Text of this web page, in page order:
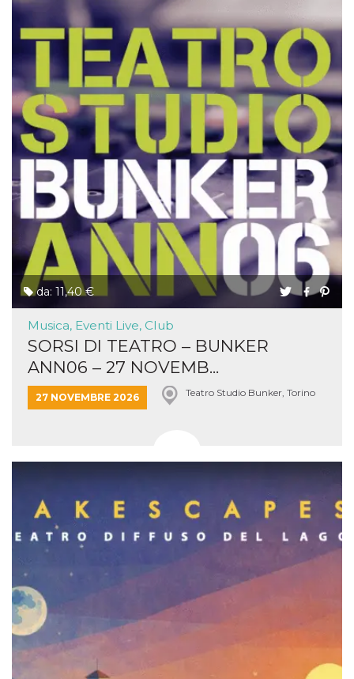
da: 11,40 €
Musica, Eventi Live, Club
SORSI DI TEATRO – BUNKER
ANN06 – 27 NOVEMB...
27 NOVEMBRE 2026 Teatro Studio Bunker, Torino